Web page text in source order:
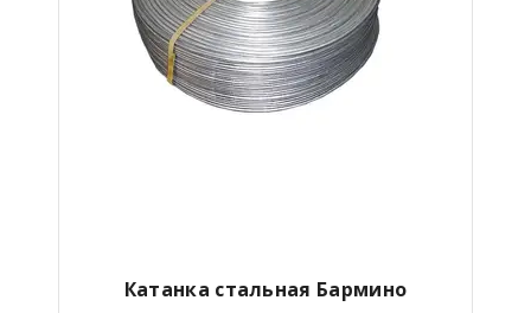
Катанка стальная Бармино